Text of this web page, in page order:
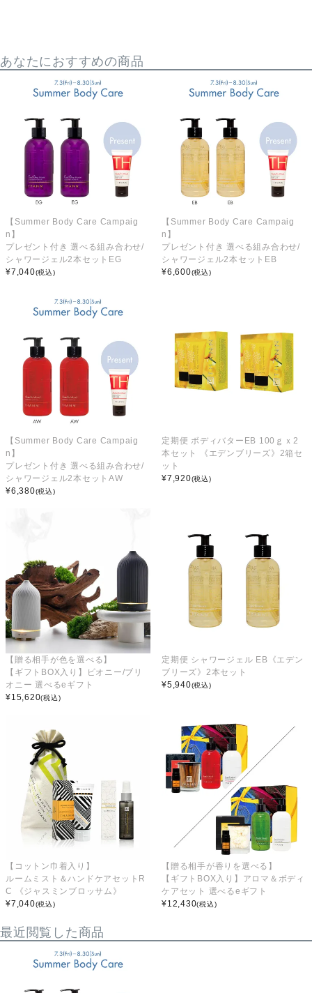
あなたにおすすめの商品
【Summer Body Care Campaig
n】
プレゼント付き 選べる組み合わせ/
シャワージェル2本セットEG
¥7,040(税込)
【Summer Body Care Campaig
n】
プレゼント付き 選べる組み合わせ/
シャワージェル2本セットEB
¥6,600(税込)
【Summer Body Care Campaig
n】
プレゼント付き 選べる組み合わせ/
シャワージェル2本セットAW
¥6,380(税込)
定期便 ボディバターEB 100ｇｘ2
本セット 《エデンブリーズ》2箱セ
ット
¥7,920(税込)
【贈る相手が色を選べる】
【ギフトBOX入り】ピオニー/ブリ
オニー 選べるeギフト
¥15,620(税込)
定期便 シャワージェル EB《エデン
ブリーズ》2本セット
¥5,940(税込)
【コットン巾着入り】
ルームミスト＆ハンドケアセットR
C 《ジャスミンブロッサム》
¥7,040(税込)
【贈る相手が香りを選べる】
【ギフトBOX入り】アロマ＆ボディ
ケアセット 選べるeギフト
¥12,430(税込)
最近閲覧した商品